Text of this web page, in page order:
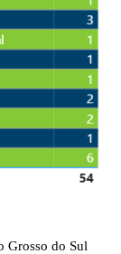
Grosso do Sul